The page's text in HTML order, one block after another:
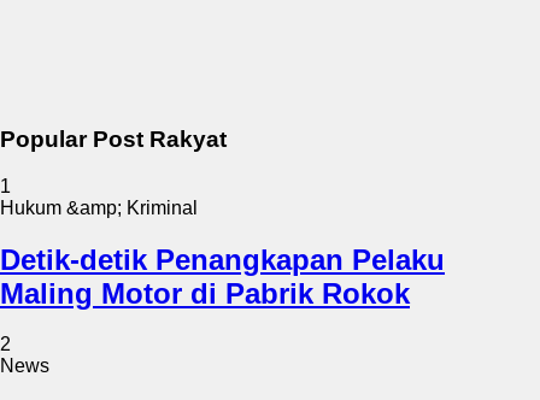
Popular Post Rakyat
1
Hukum &amp; Kriminal
Detik-detik Penangkapan Pelaku
Maling Motor di Pabrik Rokok
2
News